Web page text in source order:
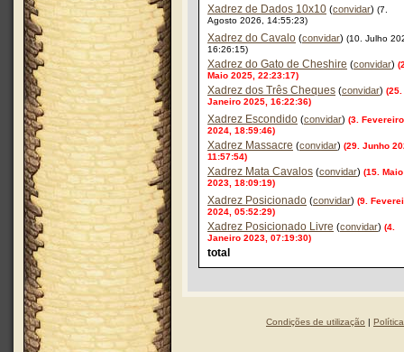
Xadrez de Dados 10x10 (convidar) (7.
Agosto 2026, 14:55:23)
Xadrez do Cavalo (convidar) (10. Julho
16:26:15)
Xadrez do Gato de Cheshire (convidar)
Maio 2025, 22:23:17)
Xadrez dos Três Cheques (convidar) (25.
Janeiro 2025, 16:22:36)
Xadrez Escondido (convidar) (3. Fevereiro
2024, 18:59:46)
Xadrez Massacre (convidar) (29. Junho
11:57:54)
Xadrez Mata Cavalos (convidar) (15. Maio
2023, 18:09:19)
Xadrez Posicionado (convidar) (9.
2024, 05:52:29)
Xadrez Posicionado Livre (convidar) (4.
Janeiro 2023, 07:19:30)
total
Condições de utilização |